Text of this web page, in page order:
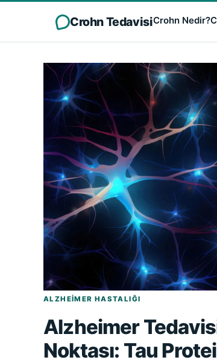
Crohn TedavisiCrohn Nedir?
ALZHEIMER HASTALIĞI
Alzheimer
Noktası: Tau